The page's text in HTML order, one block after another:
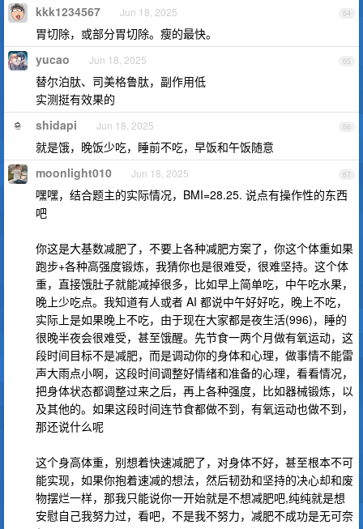
64
kkk1234567 Jun 18, 2025
胃切除，或部分胃切除。瘦的最快。
65
yucao Jun 18, 2025
替尔泊肽、司美格鲁肽，副作用低
实测挺有效果的
66
shidapi Jun 18, 2025
就是饿，晚饭少吃，睡前不吃，早饭和午饭随意
67
moonlight010 Jun 18, 2025
嘿嘿，结合题主的实际情况，BMI=28.25. 说点有操作性的东西
吧
你这是大基数减肥了，不要上各种减肥方案了，你这个体重如果
跑步+各种高强度锻炼，我猜你也是很难受，很难坚持。这个体
重，直接饿肚子就能减掉很多，比如早上简单吃，中午吃水果，
晚上少吃点。我知道有人或者 AI 都说中午好好吃，晚上不吃，
实际上是如果晚上不吃，由于现在大家都是夜生活(996)，睡的
很晚半夜会很难受，甚至饿醒。先节食一两个月做有氧运动，这
段时间目标不是减肥，而是调动你的身体和心理，做事情不能雷
声大雨点小啊，这段时间调整好情绪和准备的心理，看看情况，
把身体状态都调整过来之后，再上各种强度，比如器械锻炼，以
及其他的。如果这段时间连节食都做不到，有氧运动也做不到，
那还说什么呢
这个身高体重，别想着快速减肥了，对身体不好，甚至根本不可
能实现，如果你抱着速减的想法，然后韧劲和坚持的决心却和废
物摆烂一样，那我只能说你一开始就是不想减肥吧,纯纯就是想
安慰自己我努力过，看吧，不是我不努力，减肥不成功是无可奈